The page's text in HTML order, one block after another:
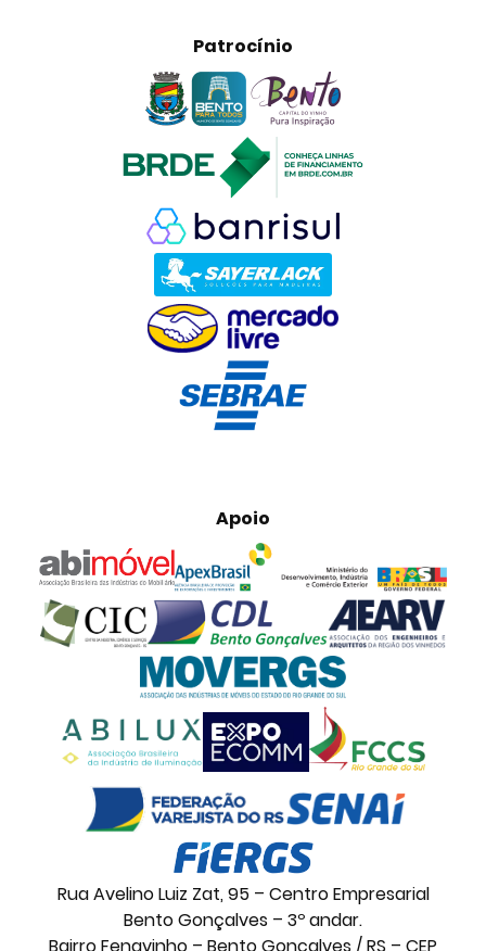
Patrocínio
Apoio
Rua Avelino Luiz Zat, 95 – Centro Empresarial
Bento Gonçalves – 3º andar.
Bairro Fenavinho – Bento Gonçalves / RS – CEP